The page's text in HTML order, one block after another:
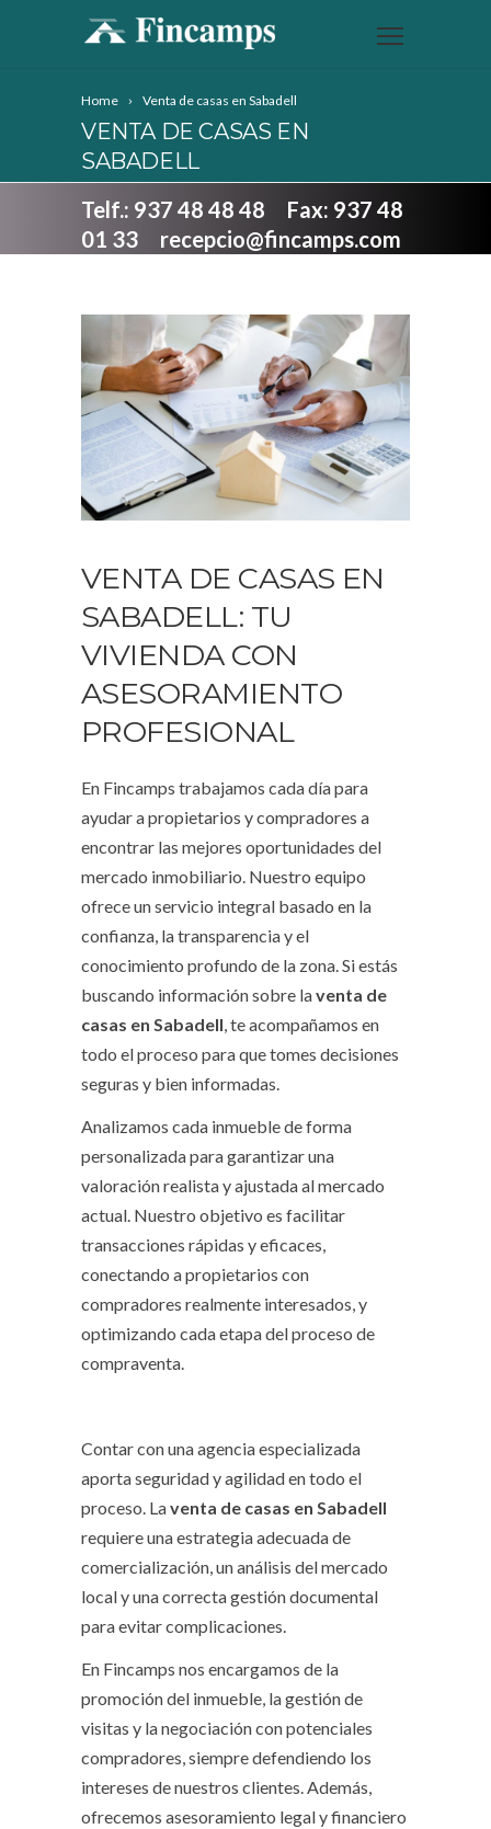
Home Venta de casas en Sabadell
VENTA DE CASAS EN
SABADELL
Telf.: 937 48 48 48 Fax: 937 48
01 33 recepcio@fincamps.com
VENTA DE CASAS EN
SABADELL: TU
VIVIENDA CON
ASESORAMIENTO
PROFESIONAL
En Fincamps trabajamos cada día para
ayudar a propietarios y compradores a
encontrar las mejores oportunidades del
mercado inmobiliario. Nuestro equipo
ofrece un servicio integral basado en la
confianza, la transparencia y el
conocimiento profundo de la zona. Si estás
buscando información sobre laventa de
casas en Sabadell , te acompañamos en
todo el proceso para que tomes decisiones
seguras y bien informadas.
Analizamos cada inmueble de forma
personalizada para garantizar una
valoración realista y ajustada al mercado
actual. Nuestro objetivo es facilitar
transacciones rápidas y eficaces,
conectando a propietarios con
compradores realmente interesados, y
optimizando cada etapa del proceso de
compraventa.
Contar con una agencia especializada
aporta seguridad y agilidad en todo el
proceso. Laventa de casas en Sabadell
requiere una estrategia adecuada de
comercialización, un análisis del mercado
local y una correcta gestión documental
para evitar complicaciones.
En Fincamps nos encargamos de la
promoción del inmueble, la gestión de
visitas y la negociación con potenciales
compradores, siempre defendiendo los
intereses de nuestros clientes. Además,
ofrecemos asesoramiento legal y financiero